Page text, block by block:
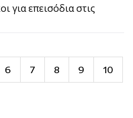
για επεισόδια στις
6 7 8 9 10